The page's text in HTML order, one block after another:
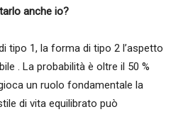
anche io?
tipo 1, la forma di tipo 2 l’aspetto
. La probabilità è oltre il 50 %
un ruolo fondamentale la
di vita equilibrato può